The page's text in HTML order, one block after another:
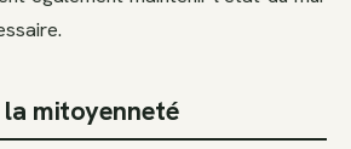
mitoyenneté